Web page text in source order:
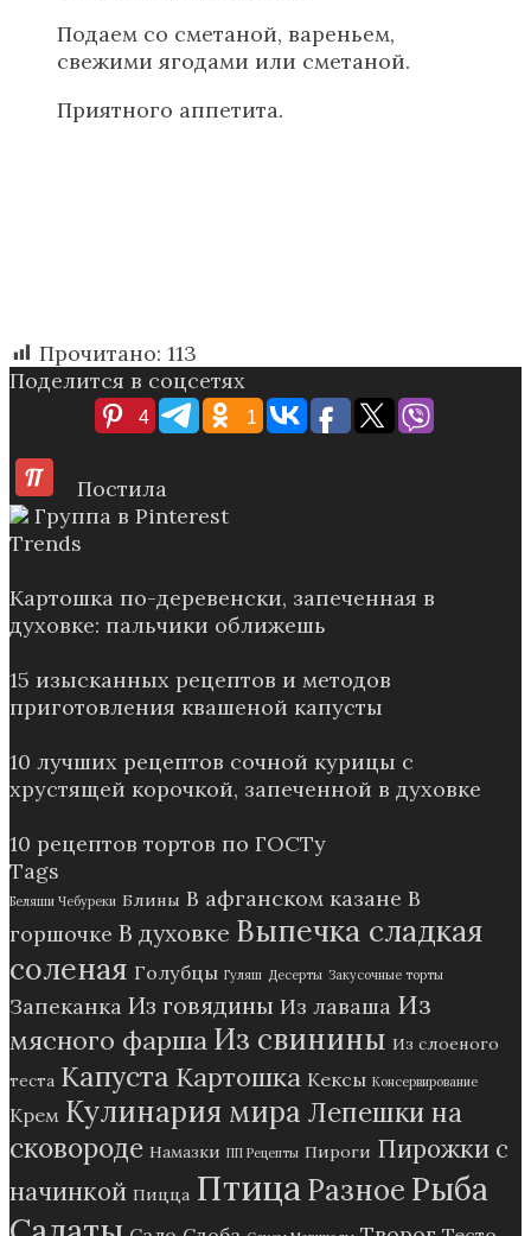
Подаем со сметаной, вареньем,
свежими ягодами или сметаной.
Приятного аппетита.
Прочитано: 113
Поделится в соцсетях
4 1
Постила
Группа в Pinterest
Trends
Картошка по-деревенски, запеченная в
духовке: пальчики оближешь
15 изысканных рецептов и методов
приготовления квашеной капусты
10 лучших рецептов сочной курицы с
хрустящей корочкой, запеченной в духовке
10 рецептов тортов по ГОСТу
Tags
Беляши Чебуреки Блины В афганском казане В
горшочке В духовке Выпечка сладкая
соленая Голубцы Гуляш Десерты Закусочные торты
Запеканка Из говядины Из лаваша Из
мясного фарша Из свинины Из слоеного
теста Капуста Картошка Кексы Консервирование
Крем Кулинария мира Лепешки на
сковороде Намазки ПП Рецепты Пироги Пирожки с
начинкой Пицца ПтицаРазное Рыба